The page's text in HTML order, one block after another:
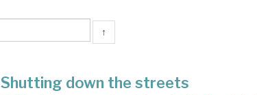
↑
Shutting down the streets